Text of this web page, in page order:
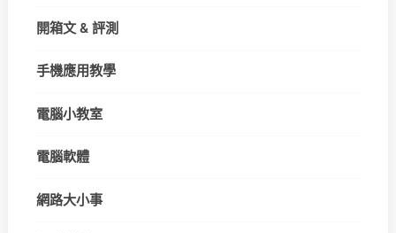
開箱文 & 評測
手機應用教學
電腦小教室
電腦軟體
網路大小事